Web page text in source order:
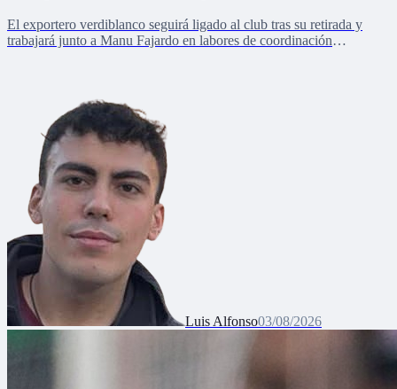
El exportero verdiblanco seguirá ligado al club tras su retirada y
trabajará junto a Manu Fajardo en labores de coordinación
Luis Alfonso03/08/2026